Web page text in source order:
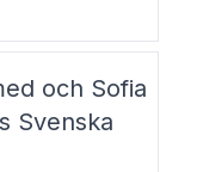
och Sofia
Svenska